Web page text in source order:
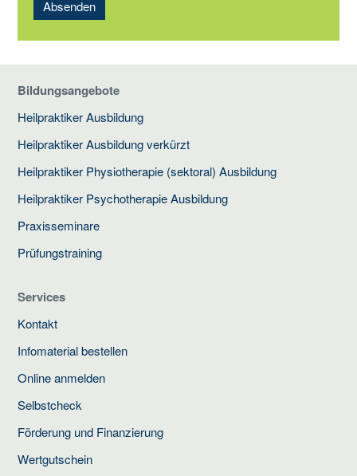
Absenden
Bildungsangebote
Heilpraktiker Ausbildung
Heilpraktiker Ausbildung verkürzt
Heilpraktiker Physiotherapie (sektoral) Ausbildung
Heilpraktiker Psychotherapie Ausbildung
Praxisseminare
Prüfungstraining
Services
Kontakt
Infomaterial bestellen
Online anmelden
Selbstcheck
Förderung und Finanzierung
Wertgutschein